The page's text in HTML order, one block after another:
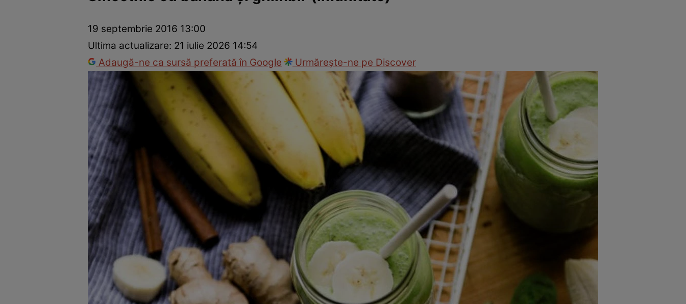
Mâncăruri rapide Rețete cu legume
19 septembrie 2016 13:00
Ultima actualizare: 21 iulie 2026 14:54
Adaugă-ne ca sursă preferată în Google
Urmărește-ne pe Discover